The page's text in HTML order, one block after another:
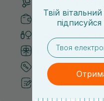
Безпечні способи
Система бонусів та
Кращі ціни та топ
Рекомендації від
Твій
підписуйся
email